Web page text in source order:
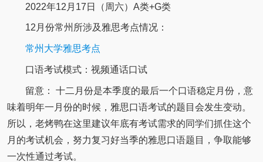
2022年12月17日（周六）A类+G类
12月份常州所涉及雅思考点情况：
常州大学雅思考点
口语考试模式：视频通话口试
留意： 十二月份是本季度的最后一个口语稳定月份，意
味着明年一月份的时候，雅思口语考试的题目会发生变动。
所以，老烤鸭在这里建议年底有考试需求的同学们抓住这个
月的考试机会，努力复习好当季的雅思口语题目，争取能够
一次性通过考试。